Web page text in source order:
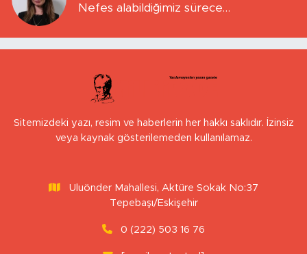
Nefes alabildiğimiz sürece…
Sitemizdeki yazı, resim ve haberlerin her hakkı saklıdır. İzinsiz
veya kaynak gösterilemeden kullanılamaz.
Uluönder Mahallesi, Aktüre Sokak No:37
Tepebaşı/Eskişehir
0 (222) 503 16 76